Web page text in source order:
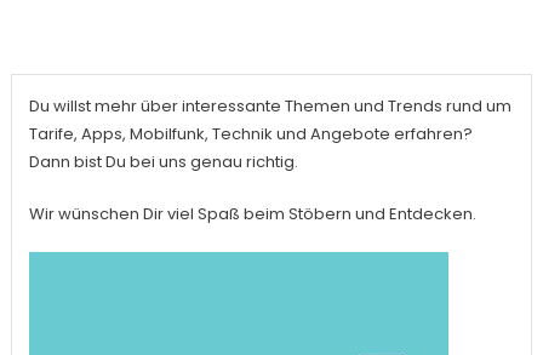
Du willst mehr über interessante Themen und Trends rund um
Tarife, Apps, Mobilfunk, Technik und Angebote erfahren?
Dann bist Du bei uns genau richtig.
Wir wünschen Dir viel Spaß beim Stöbern und Entdecken.